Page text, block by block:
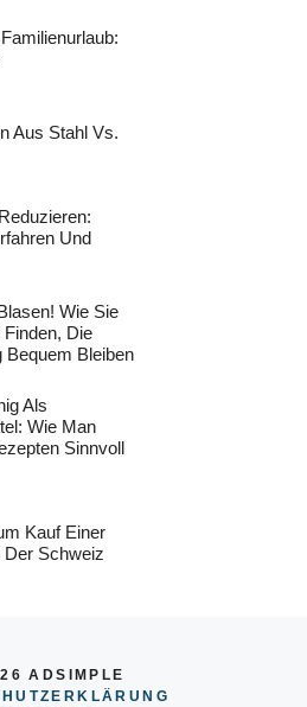
Aus Stahl Vs.
Und
Wie Sie
Die
Bequem Bleiben
Als
Wie Man
Sinnvoll
Kauf Einer
Der Schweiz
ADSIMPLE